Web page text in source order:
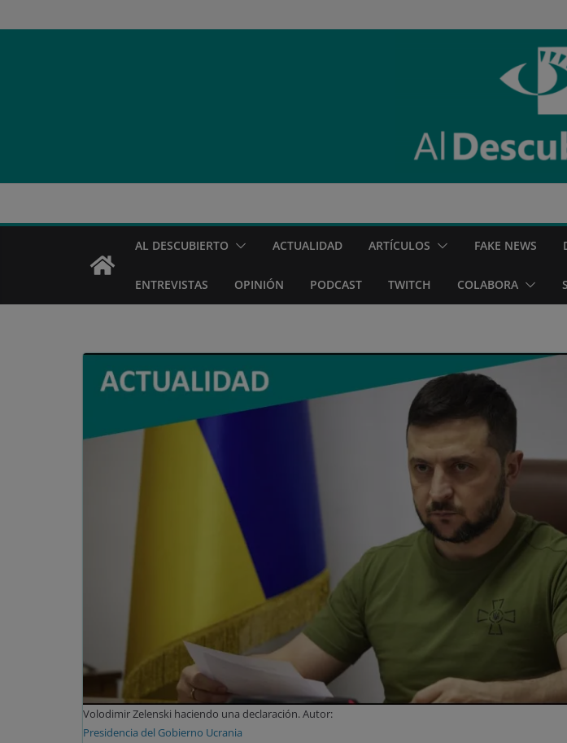
al
AL DESCUBIERTO ACTUALIDAD ARTÍCULOS FAKE NEWS
ENTREVISTAS OPINIÓN PODCAST TWITCH COLABORA
Volodimir Zelenski haciendo una declaración. Autor:
Presidencia del Gobierno Ucrania